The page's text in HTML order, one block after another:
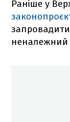
Раніше у
неналежний